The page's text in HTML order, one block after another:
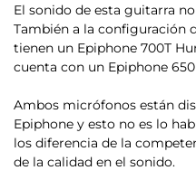
El sonido de esta guitarra
También a la configuración
tienen un Epiphone 700T
cuenta con un Epiphone
Ambos micrófonos están
Epiphone y esto no es lo
los diferencia de la
de la calidad en el sonido.